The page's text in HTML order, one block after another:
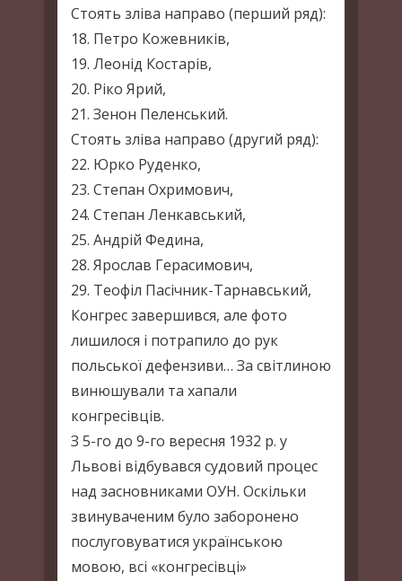
Стоять зліва направо (перший ряд):
18. Петро Кожевників,
19. Леонід Костарів,
20. Ріко Ярий,
21. Зенон Пеленський.
Стоять зліва направо (другий ряд):
22. Юрко Руденко,
23. Степан Охримович,
24. Степан Ленкавський,
25. Андрій Федина,
28. Ярослав Герасимович,
29. Теофіл Пасічник-Тарнавський,
Конгрес завершився, але фото
лишилося і потрапило до рук
польської дефензиви… За світлиною
винюшували та хапали
конгресівців.
З 5-го до 9-го вересня 1932 р. у
Львові відбувався судовий процес
над засновниками ОУН. Оскільки
звинуваченим було заборонено
послуговуватися українською
мовою, всі «конгресівці»